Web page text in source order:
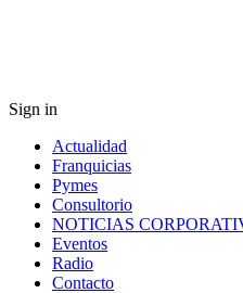
Sign in
Actualidad
Franquicias
Pymes
Consultorio
NOTICIAS
Eventos
Radio
Contacto